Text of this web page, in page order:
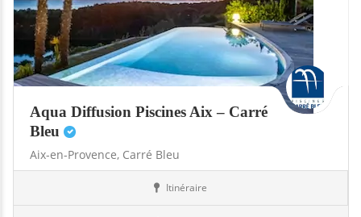
Aqua Diffusion Piscines Aix – Carré
Bleu
Aix-en-Provence, Carré Bleu
Itinéraire